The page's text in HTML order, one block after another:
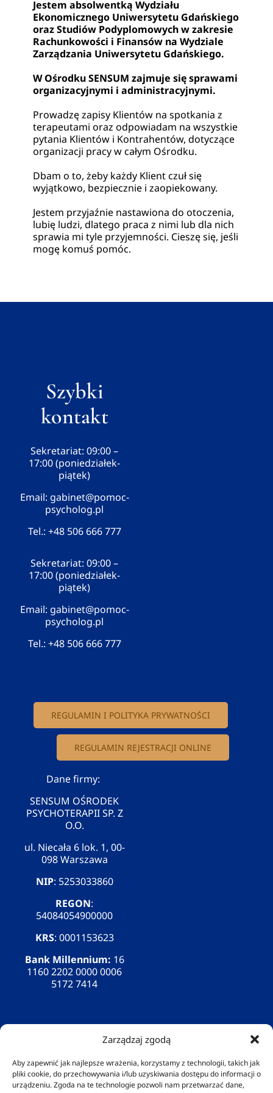
Zarządzaj zgodą
Aby zapewnić jak najlepsze wrażenia, korzystamy z technologii, takich jak
pliki cookie, do przechowywania i/lub uzyskiwania dostępu do informacji o
urządzeniu. Zgoda na te technologie pozwoli nam przetwarzać dane,
Warsztaty
Cennik
Czytelnia
Kontakt
Jestem absolwentką Wydziału
Ekonomicznego Uniwersytetu Gdańskiego
oraz Studiów Podyplomowych w zakresie
Rachunkowości i Finansów na Wydziale
Zarządzania Uniwersytetu Gdańskiego.
W Ośrodku SENSUM zajmuje się sprawami
organizacyjnymi i administracyjnymi.
Prowadzę zapisy Klientów na spotkania z
terapeutami oraz odpowiadam na wszystkie
pytania Klientów i Kontrahentów, dotyczące
organizacji pracy w całym Ośrodku.
Dbam o to, żeby każdy Klient czuł się
wyjątkowo, bezpiecznie i zaopiekowany.
Jestem przyjaźnie nastawiona do otoczenia,
lubię ludzi, dlatego praca z nimi lub dla nich
sprawia mi tyle przyjemności. Cieszę się, jeśli
mogę komuś pomóc.
Szybki
kontakt
Sekretariat: 09:00 –
17:00 (poniedziałek-
piątek)
Email: gabinet@pomoc-
psycholog.pl
Tel.: +48 506 666 777
Sekretariat: 09:00 –
17:00 (poniedziałek-
piątek)
Email: gabinet@pomoc-
psycholog.pl
Tel.: +48 506 666 777
REGULAMIN I POLITYKA PRYWATNOŚCI
REGULAMIN REJESTRACJI ONLINE
Dane firmy:
SENSUM OŚRODEK
PSYCHOTERAPII SP. Z
O.O.
ul. Niecała 6 lok. 1, 00-
098 Warszawa
NIP: 5253033860
REGON:
54084054900000
KRS: 0001153623
Bank Millennium: 16
1160 2202 0000 0006
5172 7414
W naszym Ośrodku nie prowadzimy żadnych rejestrów
czy dokumentacji przebiegu leczenia/terapii, co daje
naszym klientom komfort i anonimowość.